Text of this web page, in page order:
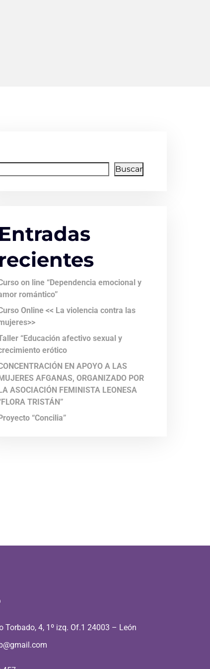
Buscar
Entradas
on line “Dependencia emocional y
romántico”
Online << La violencia contra las
“Educación afectivo sexual y
erótico
EN APOYO A LAS
MUJERES AFGANAS, ORGANIZADO POR
LA ASOCIACIÓN FEMINISTA LEONESA
TRISTÁN”
Proyecto “Concilia”
Torbado, 4, 1º izq. Of.1 24003 – León